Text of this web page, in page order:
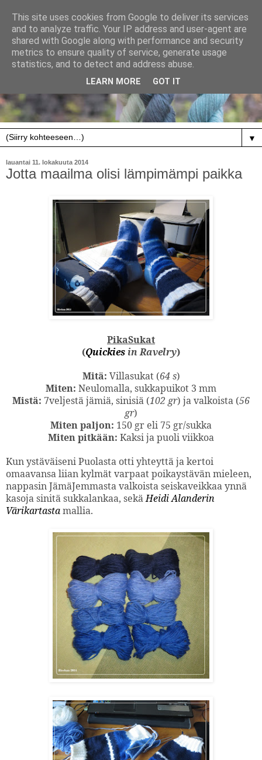
▼
lauantai 11. lokakuuta 2014
Jotta maailma olisi lämpimämpi paikka
PikaSukat
(Quickies in Ravelry)
Mitä: Villasukat (64 s)
Miten: Neulomalla, sukkapuikot 3 mm
Mistä: 7veljestä jämiä, sinisiä (102 gr) ja valkoista (56
gr)
Miten paljon: 150 gr eli 75 gr/sukka
Miten pitkään: Kaksi ja puoli viikkoa
Kun ystäväiseni Puolasta otti yhteyttä ja kertoi
omaavansa liian kylmät varpaat poikaystävän mieleen,
nappasin JämäJemmasta valkoista seiskaveikkaa ynnä
kasoja sinitä sukkalankaa, sekäHeidi Alanderin
Värikartastamallia.
This site uses cookies from Google to deliver its services
and to analyze traffic. Your IP address and user-agent are
shared with Google along with performance and security
metrics to ensure quality of service, generate usage
statistics, and to detect and address abuse.
LEARN MORE GOT IT